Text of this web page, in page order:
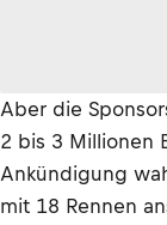
Aber die
2 bis 3 Millionen
Ankündigung
mit 18 Rennen